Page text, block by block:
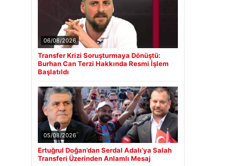
06/08/2026
Transfer Krizi Soruşturmaya Dönüştü:
Burhan Can Terzi Hakkında Resmi İşlem
Başlatıldı
05/08/2026
Ertuğrul Doğan’dan Serdal Adalı’ya Salah
Transferi Üzerinden Anlamlı Mesaj